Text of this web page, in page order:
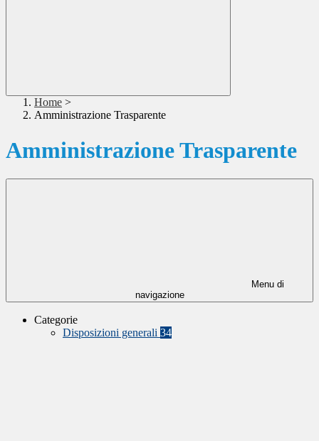
Home >
Amministrazione Trasparente
Amministrazione Trasparente
Menu di
navigazione
Categorie
Disposizioni generali 34